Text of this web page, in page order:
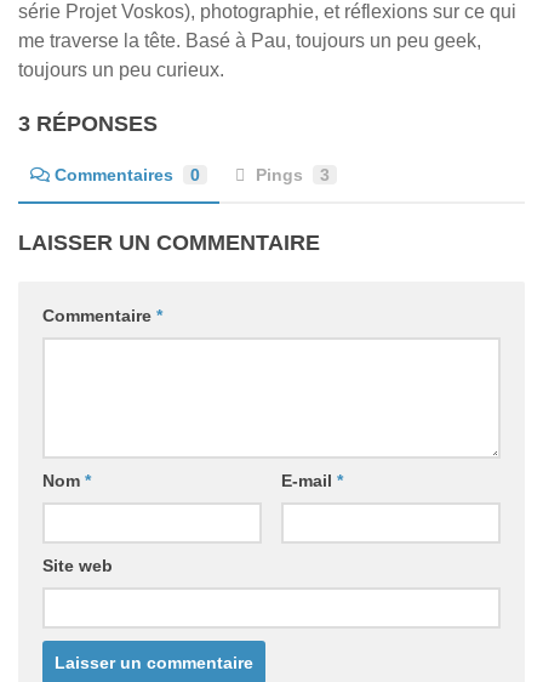
série Projet Voskos), photographie, et réflexions sur ce qui
me traverse la tête. Basé à Pau, toujours un peu geek,
toujours un peu curieux.
3 RÉPONSES
Commentaires 0 Pings 3
LAISSER UN COMMENTAIRE
Commentaire *
Nom * E-mail *
Site web